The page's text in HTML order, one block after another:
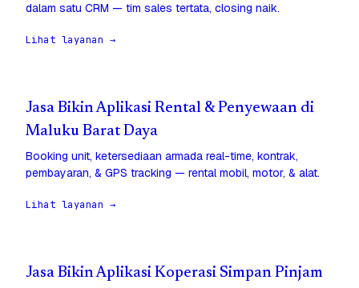
dalam satu CRM — tim sales tertata, closing naik.
Lihat layanan →
Jasa Bikin Aplikasi Rental & Penyewaan di
Maluku Barat Daya
Booking unit, ketersediaan armada real-time, kontrak,
pembayaran, & GPS tracking — rental mobil, motor, & alat.
Lihat layanan →
Jasa Bikin Aplikasi Koperasi Simpan Pinjam